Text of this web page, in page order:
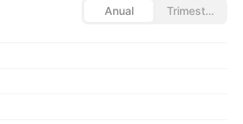
Anual Trimestral